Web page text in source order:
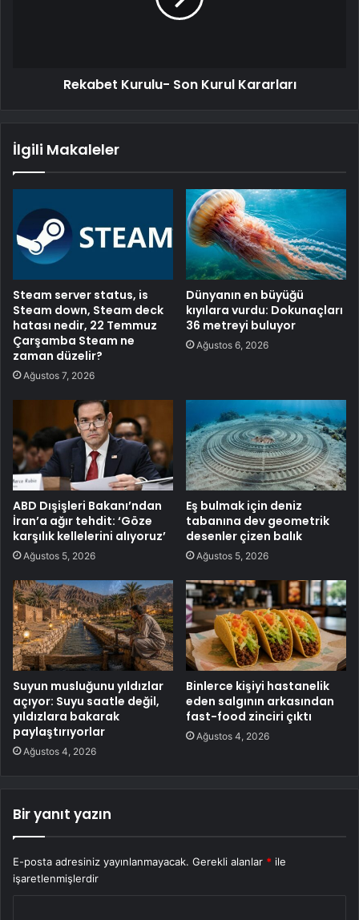
Rekabet Kurulu- Son Kurul Kararları
İlgili Makaleler
Steam server status, is
Steam down, Steam deck
hatası nedir, 22 Temmuz
Çarşamba Steam ne
zaman düzelir?
Ağustos 7, 2026
Dünyanın en büyüğü
kıyılara vurdu: Dokunaçları
36 metreyi buluyor
Ağustos 6, 2026
ABD Dışişleri Bakanı’ndan
İran’a ağır tehdit: ‘Göze
karşılık kellelerini alıyoruz’
Ağustos 5, 2026
Eş bulmak için deniz
tabanına dev geometrik
desenler çizen balık
Ağustos 5, 2026
Suyun musluğunu yıldızlar
açıyor: Suyu saatle değil,
yıldızlara bakarak
paylaştırıyorlar
Ağustos 4, 2026
Binlerce kişiyi hastanelik
eden salgının arkasından
fast-food zinciri çıktı
Ağustos 4, 2026
Bir yanıt yazın
E-posta adresiniz yayınlanmayacak. Gerekli alanlar * ile
işaretlenmişlerdir